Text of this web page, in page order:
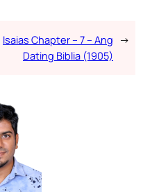
Isaias Chapter – 7 – Ang
Dating Biblia (1905)
→